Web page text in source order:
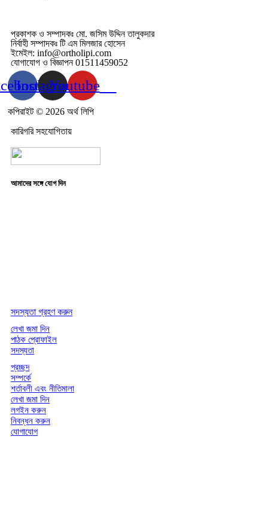
প্রকাশক ও সম্পাদকঃ মো. জসিম উদ্দিন তালুকদার
নির্বাহী সম্পাদকঃ টি এম মিলজার হোসেন
ইমেইল: info@ortholipi.com
যোগাযোগ ও বিজ্ঞাপন 01511459052
Instagram
Youtube
কপিরাইট © 2026 অর্থ লিপি
কারিগরি সহযোগিতায়
আমাদের সঙ্গে যোগ দিন
সদস্যতা গ্রহণ করুন
লেখা জমা দিন
পাঠক প্রোফাইল
সদস্যতা
প্রচ্ছদ
সম্পর্কে
শর্তাবলী এবং নীতিমালা
লেখা জমা দিন
লগইন করুন
নিবন্ধন করুন
যোগাযোগ